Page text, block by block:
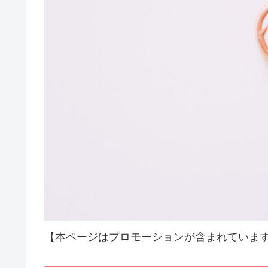
【本ページはプロモーションが含まれていま